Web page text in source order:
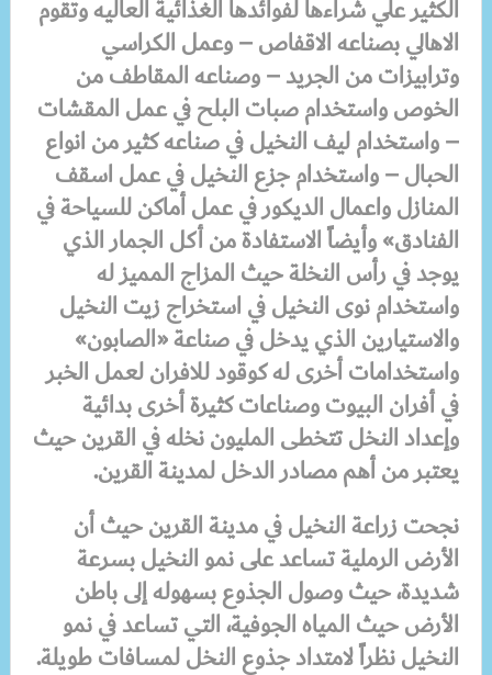
الكثير علي شراءها لفوائدها الغذائية العاليه وتقوم
الاهالي بصناعه الاقفاص – وعمل الكراسي
وترابيزات من الجريد – وصناعه المقاطف من
الخوص واستخدام صبات البلح في عمل المقشات
– واستخدام ليف النخيل في صناعه كثير من انواع
الحبال – واستخدام جزع النخيل في عمل اسقف
المنازل واعمال الديكور في عمل أماكن للسياحة في
الفنادق» وأيضاً الاستفادة من أكل الجمار الذي
يوجد في رأس النخلة حيث المزاج المميز له
واستخدام نوى النخيل في استخراج زيت النخيل
والاستيارين الذي يدخل في صناعة «الصابون»
واستخدامات أخرى له كوقود للافران لعمل الخبر
في أفران البيوت وصناعات كثيرة أخرى بدائية
وإعداد النخل تتخطى المليون نخله في القرين حيث
يعتبر من أهم مصادر الدخل لمدينة القرين.
نجحت زراعة النخيل في مدينة القرين حيث أن
الأرض الرملية تساعد على نمو النخيل بسرعة
شديدة، حيث وصول الجذوع بسهوله إلى باطن
الأرض حيث المياه الجوفية، التي تساعد في نمو
النخيل نظراً لامتداد جذوع النخل لمسافات طويلة.